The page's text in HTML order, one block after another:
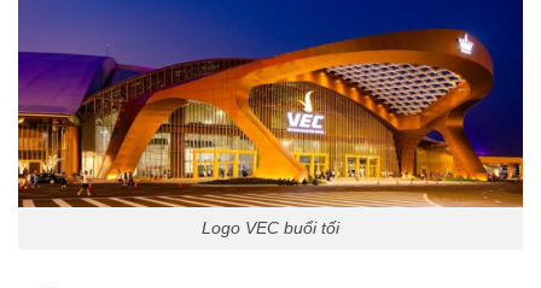
Logo VEC buổi tối